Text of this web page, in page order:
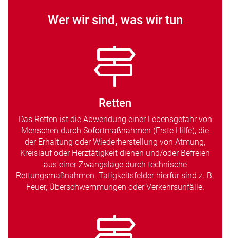
Wer wir sind, was wir tun
Retten
Das Retten ist die Abwendung einer Lebensgefahr von
Menschen durch Sofortmaßnahmen (Erste Hilfe), die
der Erhaltung oder Wiederherstellung von Atmung,
Kreislauf oder Herztätigkeit dienen und/oder Befreien
aus einer Zwangslage durch technische
Rettungsmaßnahmen. Tätigkeitsfelder hierfür sind z. B.
Feuer, Überschwemmungen oder Verkehrsunfälle.